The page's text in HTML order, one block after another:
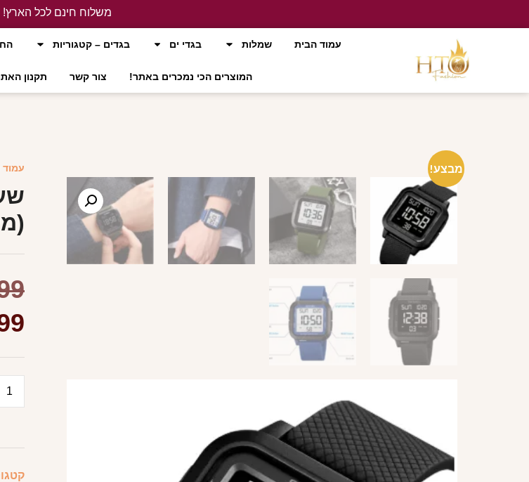
משלוח חינם לכל הארץ!
עמוד הבית
שמלות בגדי ים בגדים – קטגוריות
המוצרים הכי נמכרים באתר! צור קשר תקנון
מבצע!